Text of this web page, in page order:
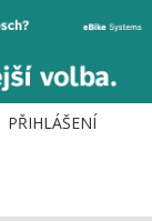
PŘIHLÁŠENÍ